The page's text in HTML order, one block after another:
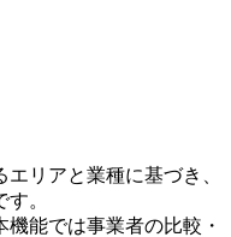
リアと業種に基づき、
。
能では事業者の比較・